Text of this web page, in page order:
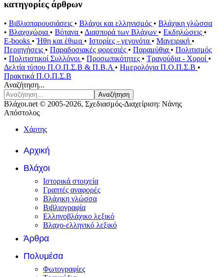
κατηγορίες άρθρων
• Βιβλιοπαρουσιάσεις • Βλάχοι και ελληνισμός • Βλάχικη γλώσσα
• Βλαχοχώρια • Βότανα • Διασπορά των Βλάχων • Εκδηλώσεις •
E-books •Ήθη και έθιμα • Ιστορίες - γεγονότα • Μαγειρική •
Περιηγήσεις • Παραδοσιακές φορεσιές • Παραμύθια • Πολιτισμός
• Πολιτιστικοί Συλλόγοι • Προσωπικότητες • Τραγούδια - Χοροί •
Δελτία τύπου Π.Ο.Π.Σ.Β & Π.Β.Α • Ημερολόγια Π.Ο.Π.Σ.Β •
Πρακτικά Π.Ο.Π.Σ.Β
Αναζήτηση...
Αναζήτηση
Βλάχοι.net © 2005-2026, Σχεδιασμός-Διαχείριση: Νάνης
Απόστολος
Χάρτης
Αρχική
Βλάχοι
Ιστορικά στοιχεία
Γραπτές αναφορές
Βλάχικη γλώσσα
Βιβλιογραφία
Ελληνοβλάχικο λεξικό
Βλαχο-ελληνικό λεξικό
Άρθρα
Πολυμέσα
Φωτογραφίες